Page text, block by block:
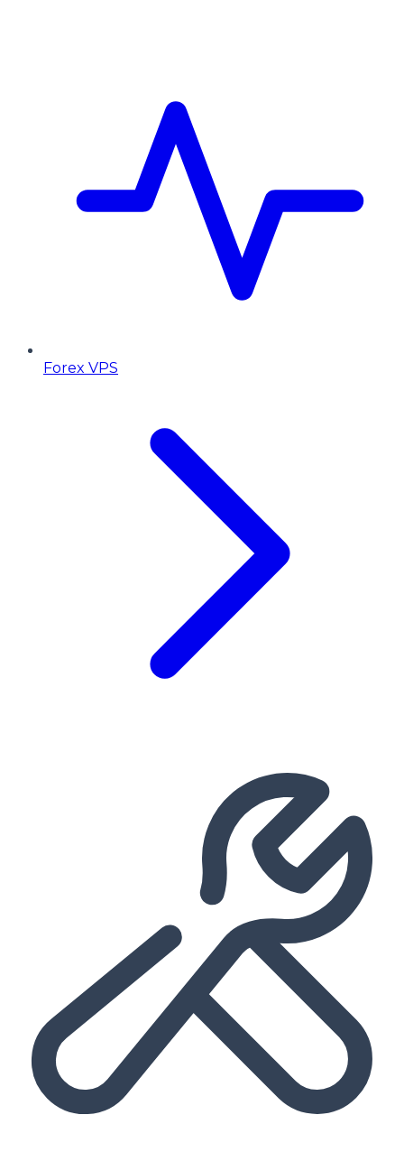
Forex VPS